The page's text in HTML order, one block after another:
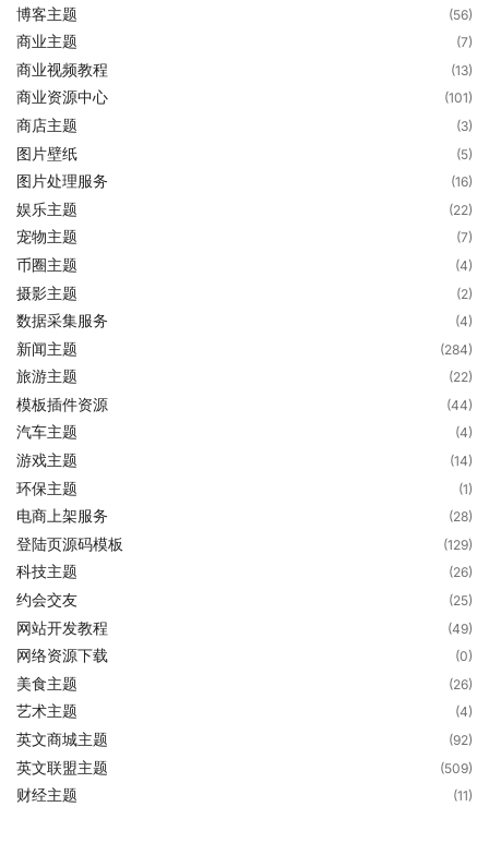
博客主题 (56)
商业主题 (7)
商业视频教程 (13)
商业资源中心 (101)
商店主题 (3)
图片壁纸 (5)
图片处理服务 (16)
娱乐主题 (22)
宠物主题 (7)
币圈主题 (4)
摄影主题 (2)
数据采集服务 (4)
新闻主题 (284)
旅游主题 (22)
模板插件资源 (44)
汽车主题 (4)
游戏主题 (14)
环保主题 (1)
电商上架服务 (28)
登陆页源码模板 (129)
科技主题 (26)
约会交友 (25)
网站开发教程 (49)
网络资源下载 (0)
美食主题 (26)
艺术主题 (4)
英文商城主题 (92)
英文联盟主题 (509)
财经主题 (11)